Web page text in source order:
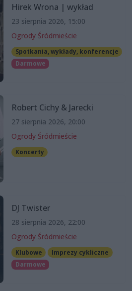
Hirek Wrona | wykład
23 sierpnia 2026, 15:00
Ogrody Śródmieście
Spotkania, wykłady, konferencje
Darmowe
Robert Cichy & Jarecki
27 sierpnia 2026, 20:00
Ogrody Śródmieście
Koncerty
DJ Twister
28 sierpnia 2026, 22:00
Ogrody Śródmieście
Klubowe
Imprezy cykliczne
Darmowe